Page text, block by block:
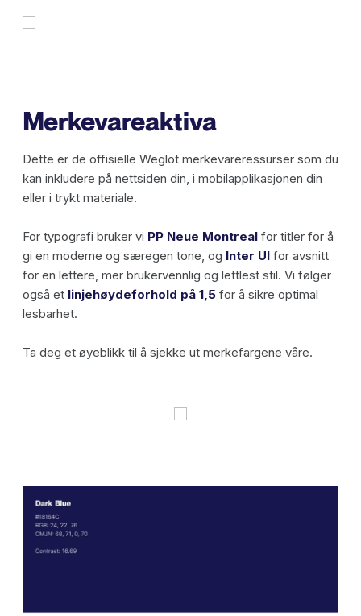
Merkevareaktiva
Dette er de offisielle Weglot merkevareressurser som du
kan inkludere på nettsiden din, i mobilapplikasjonen din
eller i trykt materiale.
For typografi bruker vi PP Neue Montreal for titler for å
gi en moderne og særegen tone, og Inter UI for avsnitt
for en lettere, mer brukervennlig og lettlest stil. Vi følger
også et linjehøydeforhold på 1,5 for å sikre optimal
lesbarhet.
Ta deg et øyeblikk til å sjekke ut merkefargene våre.